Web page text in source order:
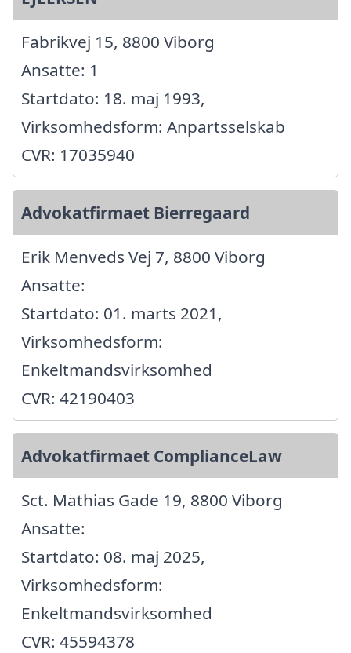
Fabrikvej 15, 8800 Viborg
Ansatte: 1
Startdato: 18. maj 1993,
Virksomhedsform: Anpartsselskab
CVR: 17035940
Advokatfirmaet Bierregaard
Erik Menveds Vej 7, 8800 Viborg
Ansatte:
Startdato: 01. marts 2021,
Virksomhedsform:
Enkeltmandsvirksomhed
CVR: 42190403
Advokatfirmaet ComplianceLaw
Sct. Mathias Gade 19, 8800 Viborg
Ansatte:
Startdato: 08. maj 2025,
Virksomhedsform:
Enkeltmandsvirksomhed
CVR: 45594378